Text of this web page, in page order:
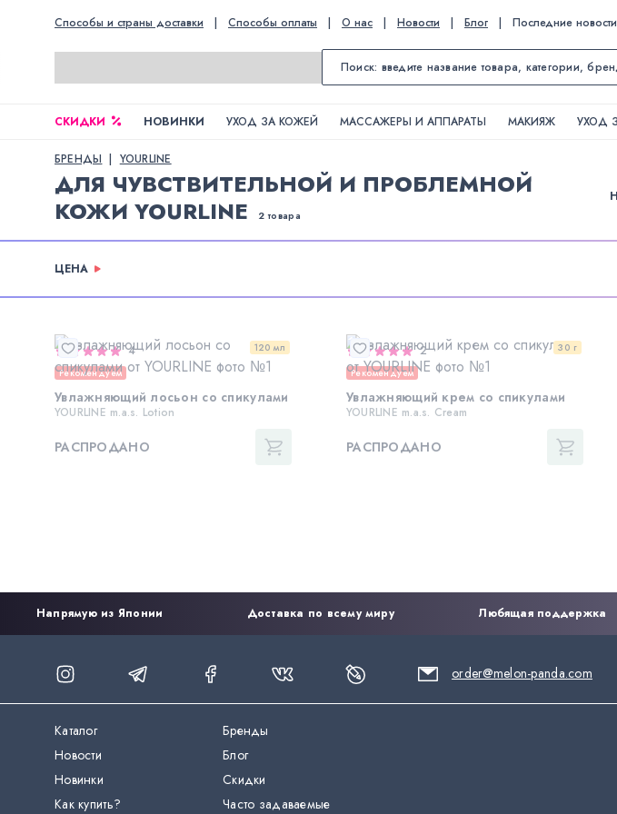
Способы и страны доставки | Способы оплаты | О нас | Новости | Блог | Последние
СКИДКИ НОВИНКИ УХОД ЗА КОЖЕЙ МАССАЖЕРЫ И АППАРАТЫ МАКИЯЖ УХОД
БРЕНДЫ YOURLINE
ДЛЯ ЧУВСТВИТЕЛЬНОЙ И ПРОБЛЕМНОЙ
КОЖИ YOURLINE
2 товара
ЦЕНА
120 мл
4
Рекомендуем
Увлажняющий лосьон со спикулами
YOURLINE m.a.s. Lotion
РАСПРОДАНО
30 г
2
Рекомендуем
Увлажняющий крем со спикулами
YOURLINE m.a.s. Cream
РАСПРОДАНО
Напрямую из Японии Доставка по всему миру Любящая поддержка
order@melon-panda.com
Каталог
Бренды
Новости
Блог
Новинки
Скидки
Как купить?
Часто задаваемые